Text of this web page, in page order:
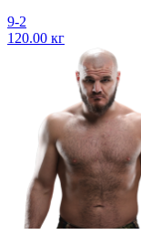
9-2
120.00 кг